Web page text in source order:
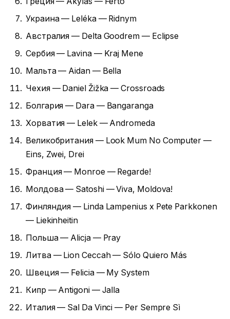
Украина — Leléka — Ridnym
Австралия — Delta Goodrem — Eclipse
Сербия — Lavina — Kraj Mene
Мальта — Aidan — Bella
Чехия — Daniel Žižka — Crossroads
Болгария — Dara — Bangaranga
Хорватия — Lelek — Andromeda
Великобритания — Look Mum No Computer —
Eins, Zwei, Drei
Франция — Monroe — Regarde!
Молдова — Satoshi — Viva, Moldova!
Финляндия — Linda Lampenius x Pete Parkkonen
— Liekinheitin
Польша — Alicja — Pray
Литва — Lion Ceccah — Sólo Quiero Más
Швеция — Felicia — My System
Кипр — Antigoni — Jalla
Италия — Sal Da Vinci — Per Sempre Sì